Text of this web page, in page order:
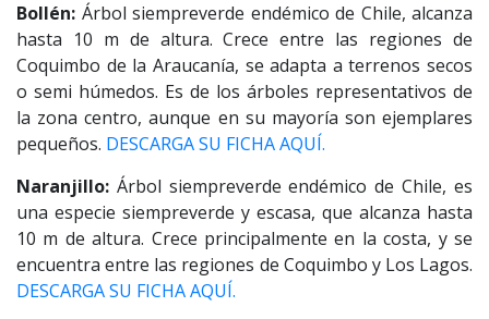
Bollén: Árbol siempreverde endémico de Chile, alcanza
hasta 10 m de altura. Crece entre las regiones de
Coquimbo de la Araucanía, se adapta a terrenos secos
o semi húmedos. Es de los árboles representativos de
la zona centro, aunque en su mayoría son ejemplares
pequeños. DESCARGA SU FICHA AQUÍ.
Naranjillo: Árbol siempreverde endémico de Chile, es
una especie siempreverde y escasa, que alcanza hasta
10 m de altura. Crece principalmente en la costa, y se
encuentra entre las regiones de Coquimbo y Los Lagos.
DESCARGA SU FICHA AQUÍ.